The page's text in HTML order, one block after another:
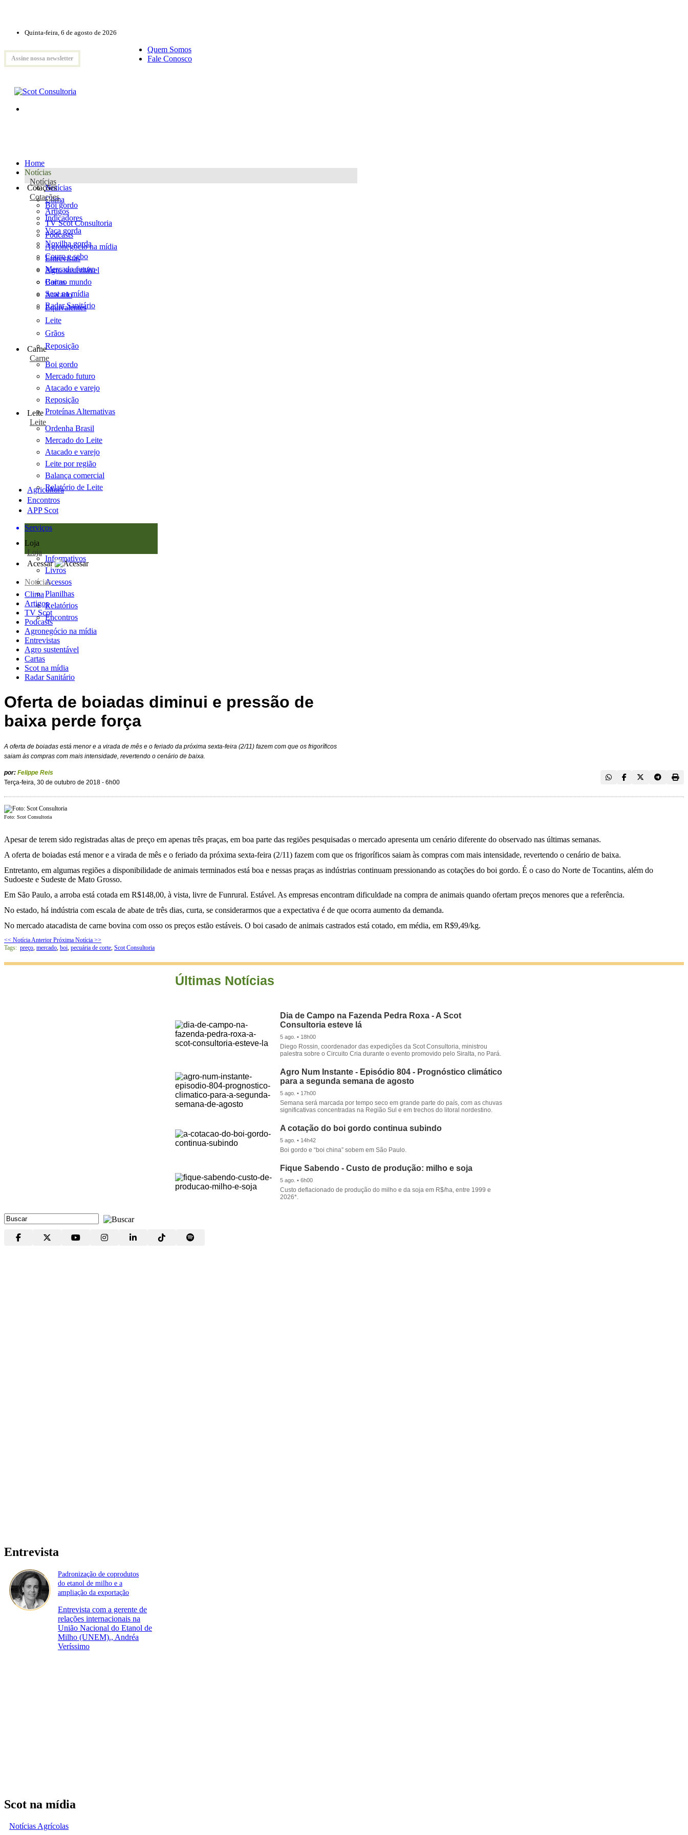
Quinta-feira, 6 de agosto de 2026
Assine nossa newsletter
Quem Somos
Fale Conosco
Home
Notícias
Notícias
Notícias
Clima
Artigos
TV Scot Consultoria
Podcasts
Agronegócio na mídia
Entrevistas
Agro sustentável
Cartas
Scot na mídia
Radar Sanitário
Cotações
Cotações
Boi gordo
Indicadores
Vaca gorda
Novilha gorda
Couro e sebo
Mercado futuro
Boi no mundo
Atacado
Equivalentes
Leite
Grãos
Reposição
Carne
Carne
Boi gordo
Mercado futuro
Atacado e varejo
Reposição
Proteínas Alternativas
Leite
Leite
Ordenha Brasil
Mercado do Leite
Atacado e varejo
Leite por região
Balança comercial
Relatório de Leite
Agricultura
Encontros
APP Scot
Serviços
Loja
Loja
Informativos
Livros
Acessos
Planilhas
Relatórios
Encontros
Acessar
Notícias
Clima
Artigos
TV Scot
Podcasts
Agronegócio na mídia
Entrevistas
Agro sustentável
Cartas
Scot na mídia
Radar Sanitário
Oferta de boiadas diminui e pressão de
baixa perde força
A oferta de boiadas está menor e a virada de mês e o feriado da próxima sexta-feira (2/11) fazem com que os frigoríficos
saiam às compras com mais intensidade, revertendo o cenário de baixa.
por: Felippe Reis
Terça-feira, 30 de outubro de 2018 - 6h00
Foto: Scot Consultoria
Apesar de terem sido registradas altas de preço em apenas três praças, em boa parte das regiões pesquisadas o mercado apresenta um cenário diferente do observado nas últimas semanas.
A oferta de boiadas está menor e a virada de mês e o feriado da próxima sexta-feira (2/11) fazem com que os frigoríficos saiam às compras com mais intensidade, revertendo o cenário de baixa.
Entretanto, em algumas regiões a disponibilidade de animais terminados está boa e nessas praças as indústrias continuam pressionando as cotações do boi gordo. É o caso do Norte de Tocantins, além do
Sudoeste e Sudeste de Mato Grosso.
Em São Paulo, a arroba está cotada em R$148,00, à vista, livre de Funrural. Estável. As empresas encontram dificuldade na compra de animais quando ofertam preços menores que a referência.
No estado, há indústria com escala de abate de três dias, curta, se considerarmos que a expectativa é de que ocorra aumento da demanda.
No mercado atacadista de carne bovina com osso os preços estão estáveis. O boi casado de animais castrados está cotado, em média, em R$9,49/kg.
<< Notícia Anterior Próxima Notícia >>
Tags: preço, mercado, boi, pecuária de corte, Scot Consultoria
Últimas Notícias
Dia de Campo na Fazenda Pedra Roxa - A Scot
Consultoria esteve lá
5 ago. • 18h00
Diego Rossin, coordenador das expedições da Scot Consultoria, ministrou
palestra sobre o Circuito Cria durante o evento promovido pelo Siralta, no Pará.
Agro Num Instante - Episódio 804 - Prognóstico climático
para a segunda semana de agosto
5 ago. • 17h00
Semana será marcada por tempo seco em grande parte do país, com as chuvas
significativas concentradas na Região Sul e em trechos do litoral nordestino.
A cotação do boi gordo continua subindo
5 ago. • 14h42
Boi gordo e “boi china” sobem em São Paulo.
Fique Sabendo - Custo de produção: milho e soja
5 ago. • 6h00
Custo deflacionado de produção do milho e da soja em R$/ha, entre 1999 e
2026*.
Entrevista
Padronização de coprodutos
do etanol de milho e a
ampliação da exportação
Entrevista com a gerente de
relações internacionais na
União Nacional do Etanol de
Milho (UNEM)., Andréa
Veríssimo
Scot na mídia
Notícias Agrícolas